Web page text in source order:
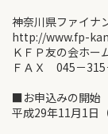
神奈川県ファイナ
http://www.fp-
ＫＦＰ友の会ホ
ＦＡＸ 045－315
■お申込みの開始
平成29年11月1日